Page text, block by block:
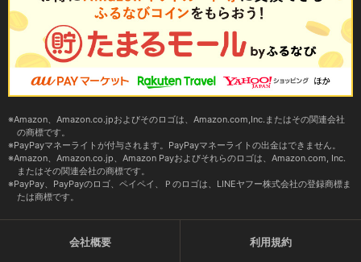
Amazon、Amazon.co.jpおよびそのロゴは、Amazon.com,Inc.またはその関連会社
の商標です。
PayPayマネーライトが付与されます。PayPayマネーライトの出金はできません。
Amazon、Amazon.co.jp、Amazon Payおよびそれらのロゴは、Amazon.com, Inc.
またはその関連会社の商標です。
PayPay、PayPayのロゴ、ペイペイ、Ｐのロゴは、LINEヤフー株式会社の登録商標ま
たは商標です。
会社概要 利用規約